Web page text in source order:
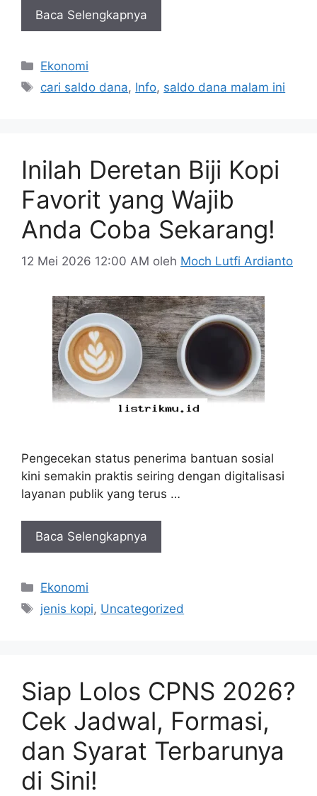
Baca Selengkapnya
Kategori
Ekonomi
Tag
cari saldo dana, Info, saldo dana malam ini
Inilah Deretan Biji Kopi
Favorit yang Wajib
Anda Coba Sekarang!
12 Mei 2026 12:00 AM oleh Moch Lutfi Ardianto
Pengecekan status penerima bantuan sosial
kini semakin praktis seiring dengan digitalisasi
layanan publik yang terus …
Baca Selengkapnya
Kategori
Ekonomi
Tag
jenis kopi, Uncategorized
Siap Lolos CPNS 2026?
Cek Jadwal, Formasi,
dan Syarat Terbarunya
di Sini!